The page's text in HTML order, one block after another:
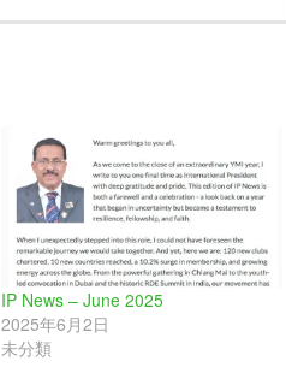
IP News – June 2025
2025年6月2日
未分類